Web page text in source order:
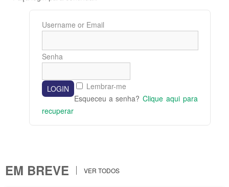
Username or Email
Senha
Lembrar-me
Esqueceu a senha? Clique aqui para
recuperar
EM BREVE VER TODOS